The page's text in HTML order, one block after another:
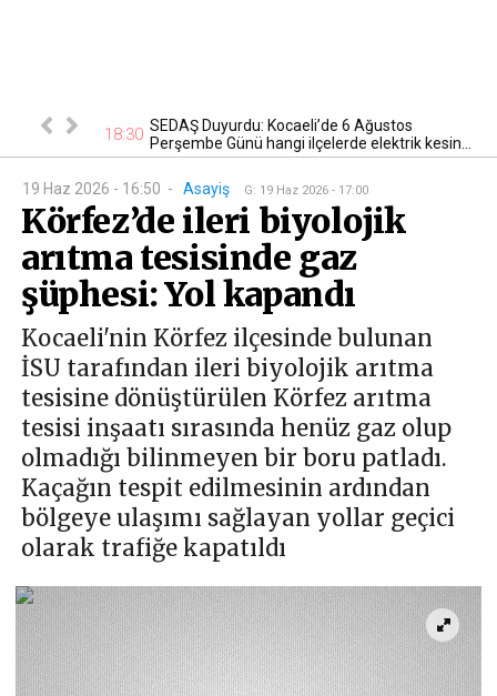
kontrol 18:30 SEDAŞ Duyurdu: Kocaeli’de 6 Ağustos
Perşembe Günü hangi ilçelerde elektrik kesin...
19 Haz 2026 - 16:50 - Asayiş G: 19 Haz 2026 - 17:00
Körfez’de ileri biyolojik
arıtma tesisinde gaz
şüphesi: Yol kapandı
Kocaeli'nin Körfez ilçesinde bulunan
İSU tarafından ileri biyolojik arıtma
tesisine dönüştürülen Körfez arıtma
tesisi inşaatı sırasında henüz gaz olup
olmadığı bilinmeyen bir boru patladı.
Kaçağın tespit edilmesinin ardından
bölgeye ulaşımı sağlayan yollar geçici
olarak trafiğe kapatıldı